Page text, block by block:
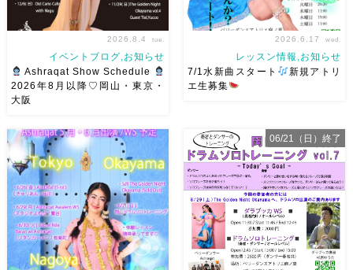
です♡皆様にお会いできますよ
うに
ご予約はメッセージく
ださい
お待ちしています
Ashraqat Show Schedule
岡山・8/22(土) […]
2026.8.4 tue.
イベントブログ,お知らせ
Ashraqat Show Schedule
2026年8月以降♡岡山・東京・
大阪
せんか？7/1水より新曲スター
ト
日焼けせずに街中で身
体を動かせる
音楽とともに
踊ることでリフレッシュ
表
現することで違う自分になれる
などなど ₊˚ […]
2026.6.17 wed.
レッスン情報,お知らせ
7/1水新曲スタート
新規アトリ
エ生募集
06/21（日）終了